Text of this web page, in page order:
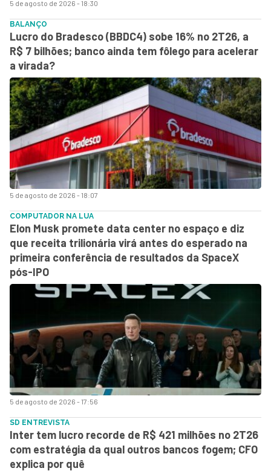
5 de agosto de 2026 - 18:30
5 de agosto de 2026 - 18:07
BALANÇO
Lucro do Bradesco (BBDC4) sobe 16% no 2T26, a
R$ 7 bilhões; banco ainda tem fôlego para acelerar
a virada?
5 de agosto de 2026 - 17:56
COMPUTADOR NA LUA
Elon Musk promete data center no espaço e diz
que receita trilionária virá antes do esperado na
primeira conferência de resultados da SpaceX
pós-IPO
SD ENTREVISTA
Inter tem lucro recorde de R$ 421 milhões no 2T26
com estratégia da qual outros bancos fogem; CFO
explica por quê